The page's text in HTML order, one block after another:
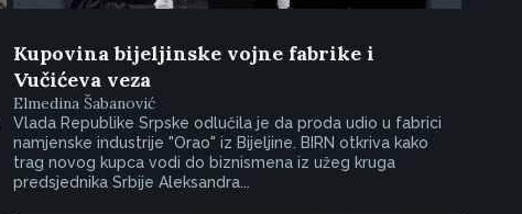
Kupovina bijeljinske vojne fabrike i
Vučićeva veza
Elmedina Šabanović
Vlada Republike Srpske odlučila je da proda udio u fabrici
namjenske industrije "Orao" iz Bijeljine. BIRN otkriva kako
trag novog kupca vodi do biznismena iz užeg kruga
predsjednika Srbije Aleksandra...